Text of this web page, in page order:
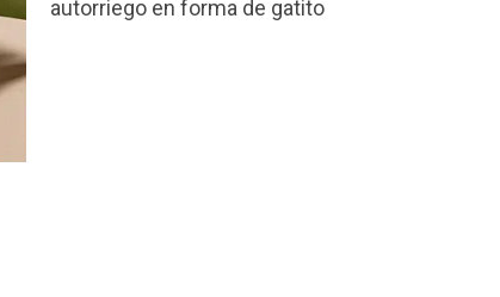
autorriego en forma de gatito